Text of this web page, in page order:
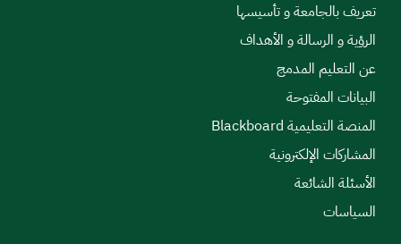
تعريف بالجامعة و تأسيسها
الرؤية و الرسالة و الأهداف
عن التعليم المدمج
البيانات المفتوحة
المنصة التعليمية Blackboard
المشاركات الإلكترونية
الأسئلة الشائعة
السياسات